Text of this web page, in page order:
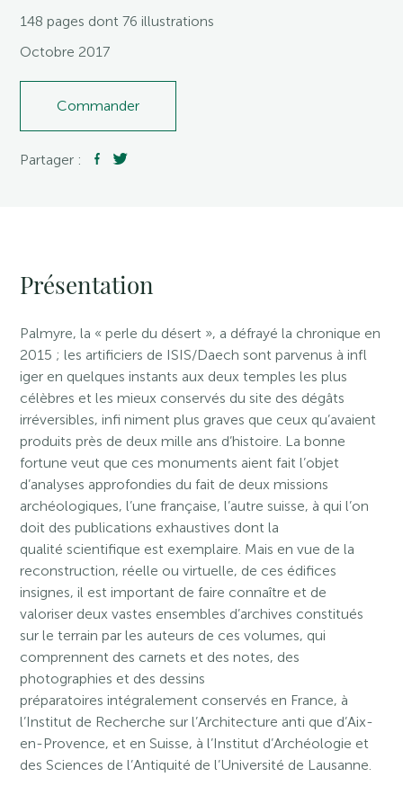
148 pages dont 76 illustrations
Octobre 2017
Commander
Partager :
Présentation
Palmyre, la « perle du désert », a défrayé la chronique en
2015 ; les artificiers de ISIS/Daech sont parvenus à infl
iger en quelques instants aux deux temples les plus
célèbres et les mieux conservés du site des dégâts
irréversibles, infi niment plus graves que ceux qu’avaient
produits près de deux mille ans d’histoire. La bonne
fortune veut que ces monuments aient fait l’objet
d’analyses approfondies du fait de deux missions
archéologiques, l’une française, l’autre suisse, à qui l’on
doit des publications exhaustives dont la
qualité scientifique est exemplaire. Mais en vue de la
reconstruction, réelle ou virtuelle, de ces édifices
insignes, il est important de faire connaître et de
valoriser deux vastes ensembles d’archives constitués
sur le terrain par les auteurs de ces volumes, qui
comprennent des carnets et des notes, des
photographies et des dessins
préparatoires intégralement conservés en France, à
l’Institut de Recherche sur l’Architecture anti que d’Aix-
en-Provence, et en Suisse, à l’Institut d’Archéologie et
des Sciences de l’Antiquité de l’Université de Lausanne.